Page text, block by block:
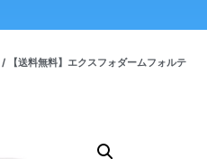
/ 【送料無料】エクスフォダームフォルテ